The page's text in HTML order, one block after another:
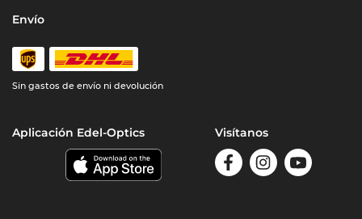
Envío
Sin gastos de envío ni devolución
Aplicación Edel-Optics Visítanos